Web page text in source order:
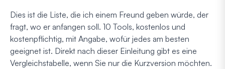
Dies ist die Liste, die ich einem Freund geben würde, der
fragt, wo er anfangen soll. 10 Tools, kostenlos und
kostenpflichtig, mit Angabe, wofür jedes am besten
geeignet ist. Direkt nach dieser Einleitung gibt es eine
Vergleichstabelle, wenn Sie nur die Kurzversion möchten.